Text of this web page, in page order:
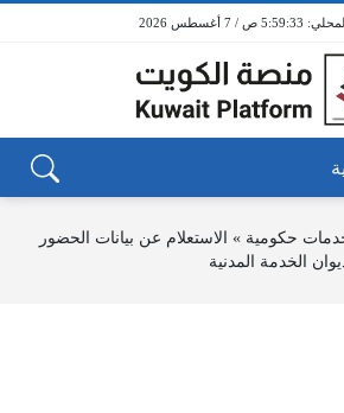
5:59:33 ص / 7 أغسطس 2026
حكومية » الاستعلام عن بيانات الحضور
الخدمة المدنية